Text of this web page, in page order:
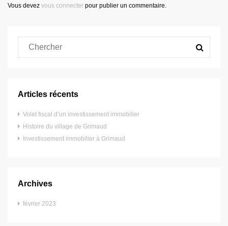
Vous devez vous connecter pour publier un commentaire.
Articles récents
Volet fiscal d’un investissement immobilier
Histoire du village de Grimaud
Investissement immobilier à Grimaud
Archives
février 2023